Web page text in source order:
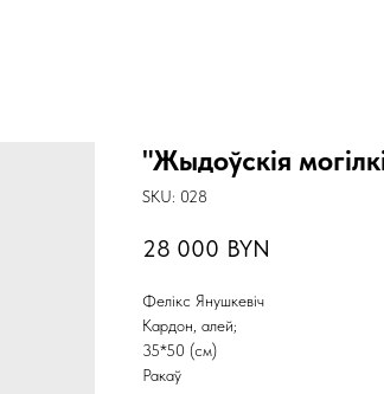
"Жыдоўскія
SKU: 028
28 000 BYN
Фелікс Янушкевіч
Кардон, алей;
35*50 (см)
Ракаў